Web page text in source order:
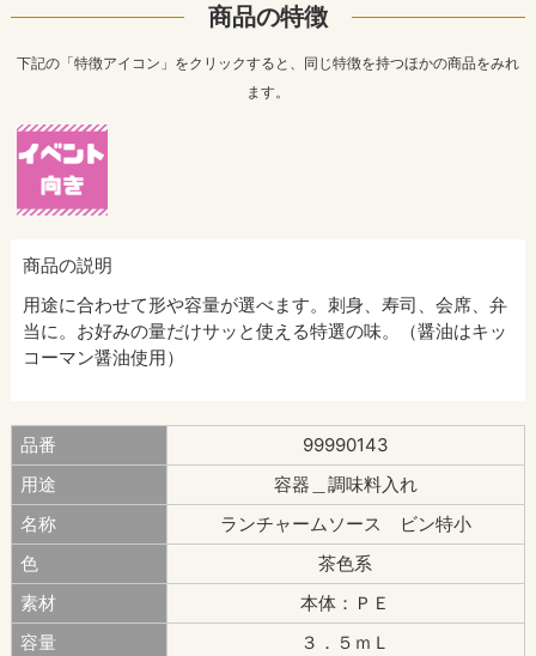
商品の特徴
下記の「特徴アイコン」をクリックすると、同じ特徴を持つほかの商品をみれ
ます。
商品の説明
用途に合わせて形や容量が選べます。刺身、寿司、会席、弁
当に。お好みの量だけサッと使える特選の味。（醤油はキッ
コーマン醤油使用）
品番
99990143
用途
容器＿調味料入れ
名称
ランチャームソース ビン特小
色
茶色系
素材
本体：ＰＥ
容量
３．５ｍＬ